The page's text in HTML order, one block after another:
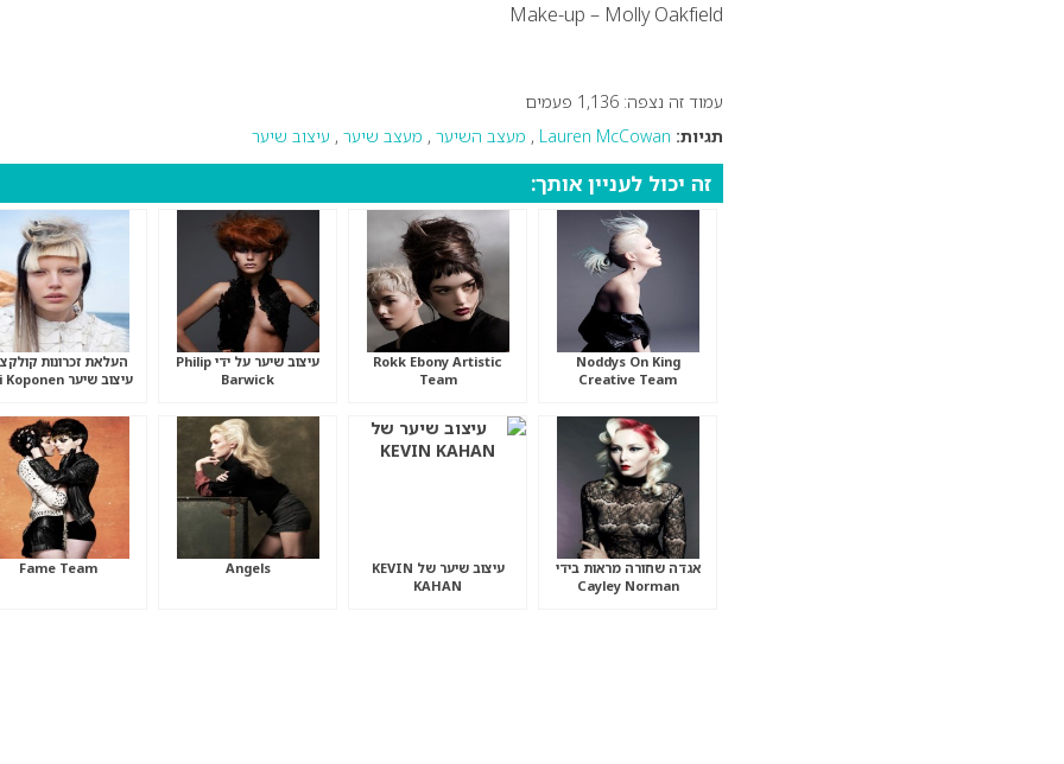
Make-up – Molly Oakfield
עמוד זה נצפה: 1,136 פעמים
תגיות: Lauren McCowan
, מעצב השיער , מעצב שיער , עיצוב שיער
זה יכול לעניין אותך:
Noddys On King
Creative Team
Rokk Ebony Artistic
Team
עיצוב שיער על ידי Philip
Barwick
העלאת זכרונות
עיצוב שיער Ari Koponen
אגדה שחורה מראות בידי
Cayley Norman
עיצוב שיער של KEVIN
KAHAN
Angels
Fame Team